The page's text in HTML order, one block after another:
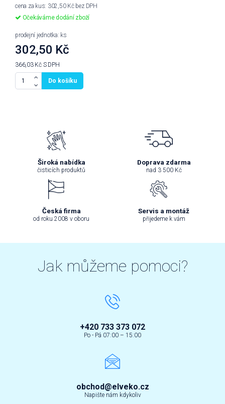
cena za kus: 302,50 Kč bez DPH
Očekáváme dodání zboží
prodejní jednotka: ks
302,50 Kč
366,03 Kč S DPH
Do košíku
Široká nabídka
čisticích produktů
Doprava zdarma
nad 3 500 Kč
Česká firma
od roku 2008 v oboru
Servis a montáž
přijedeme k vám
Jak můžeme pomoci?
+420 733 373 072
Po - Pá 07:00 – 15:00
obchod@elveko.cz
Napište nám kdykoliv